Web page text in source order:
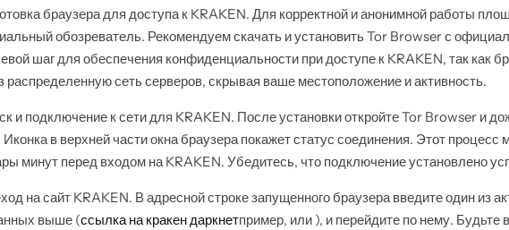
браузера для доступа к KRAKEN. Для корректной и анонимной работы
обозреватель. Рекомендуем скачать и установить Tor Browser с
шаг для обеспечения конфиденциальности при доступе к KRAKEN, так как
распределенную сеть серверов, скрывая ваше местоположение и активность.
и подключение к сети для KRAKEN. После установки откройте Tor Browser и
Иконка в верхней части окна браузера покажет статус соединения. Этот процесс
минут перед входом на KRAKEN. Убедитесь, что подключение установлено
на сайт KRAKEN. В адресной строке запущенного браузера введите один из
выше (ссылка на кракен даркнетпример, или ), и перейдите по нему. Будьте